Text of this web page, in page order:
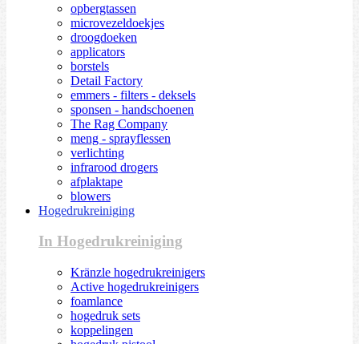
opbergtassen
microvezeldoekjes
droogdoeken
applicators
borstels
Detail Factory
emmers - filters - deksels
sponsen - handschoenen
The Rag Company
meng - sprayflessen
verlichting
infrarood drogers
afplaktape
blowers
Hogedrukreiniging
In Hogedrukreiniging
Kränzle hogedrukreinigers
Active hogedrukreinigers
foamlance
hogedruk sets
koppelingen